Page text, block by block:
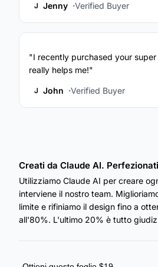
J Jenny Verified Buyer
"I recently purchased your
really helps me!"
J John Verified Buyer
Creati da Claude AI.
Utilizziamo Claude AI per creare
interviene il nostro team.
limite e rifiniamo il design fino a
all'80%. L'ultimo 20% è tutto